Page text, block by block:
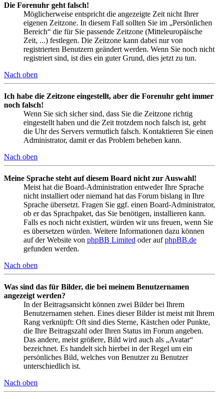
Die Forenuhr geht falsch!
Möglicherweise entspricht die angezeigte Zeit nicht Ihrer
eigenen Zeitzone. In diesem Fall sollten Sie im „Persönlichen
Bereich“ die für Sie passende Zeitzone (Mitteleuropäische
Zeit, ...) festlegen. Die Zeitzone kann dabei nur von
registrierten Benutzern geändert werden. Wenn Sie noch nicht
registriert sind, ist dies ein guter Grund, dies jetzt zu tun.
Nach oben
Ich habe die Zeitzone eingestellt, aber die Forenuhr geht immer
noch falsch!
Wenn Sie sich sicher sind, dass Sie die Zeitzone richtig
eingestellt haben und die Zeit trotzdem noch falsch ist, geht
die Uhr des Servers vermutlich falsch. Kontaktieren Sie einen
Administrator, damit er das Problem beheben kann.
Nach oben
Meine Sprache steht auf diesem Board nicht zur Auswahl!
Meist hat die Board-Administration entweder Ihre Sprache
nicht installiert oder niemand hat das Forum bislang in Ihre
Sprache übersetzt. Fragen Sie ggf. einen Board-Administrator,
ob er das Sprachpaket, das Sie benötigen, installieren kann.
Falls es noch nicht existiert, würden wir uns freuen, wenn Sie
es übersetzen würden. Weitere Informationen dazu können
auf der Website von phpBB Limited oder aufphpBB.de
gefunden werden.
Nach oben
Was sind das für Bilder, die bei meinem Benutzernamen
angezeigt werden?
In der Beitragsansicht können zwei Bilder bei Ihrem
Benutzernamen stehen. Eines dieser Bilder ist meist mit Ihrem
Rang verknüpft: Oft sind dies Sterne, Kästchen oder Punkte,
die Ihre Beitragszahl oder Ihren Status im Forum angeben.
Das andere, meist größere, Bild wird auch als „Avatar“
bezeichnet. Es handelt sich hierbei in der Regel um ein
persönliches Bild, welches von Benutzer zu Benutzer
unterschiedlich ist.
Nach oben